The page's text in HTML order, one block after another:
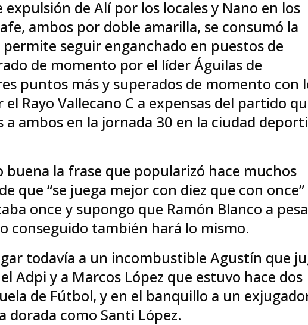
de Alí por los locales y Nano en los
ambos por doble amarilla, se consumó la
seguir enganchado en puestos de
de momento por el líder Águilas de
puntos más y superados de momento con
Rayo Vallecano C a expensas del partido
ambos en la jornada 30 en la ciudad
buena la frase que popularizó hace muchos
que “se juega mejor con diez que con once”
once y supongo que Ramón Blanco a
conseguido también hará lo mismo.
todavía a un incombustible Agustín que
Adpi y a Marcos López que estuvo hace dos
de Fútbol, y en el banquillo a un
dorada como Santi López.